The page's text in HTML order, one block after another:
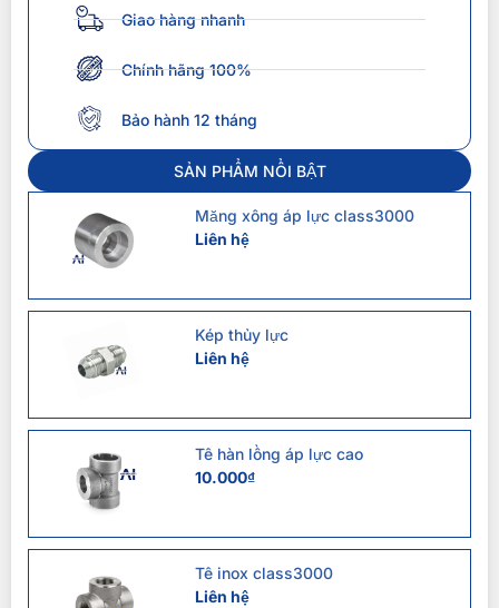
Giao hàng nhanh
Chính hãng 100%
Bảo hành 12 tháng
SẢN PHẨM NỔI BẬT
Măng xông áp lực class3000
Liên hệ
Kép thủy lực
Liên hệ
Tê hàn lồng áp lực cao
10.000₫
Tê inox class3000
Liên hệ